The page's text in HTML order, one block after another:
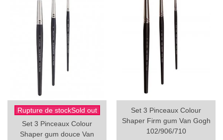
Rupture de stockSold out
Set 3 Pinceaux Colour
Shaper gum douce Van
Set 3 Pinceaux Colour
Shaper Firm gum Van Gogh
102/906/710